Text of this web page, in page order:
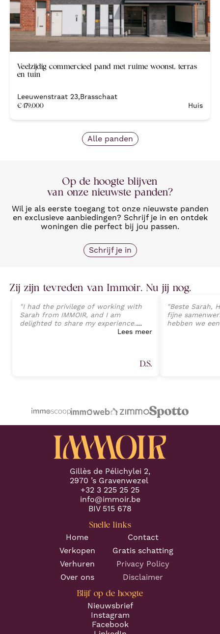
Veelzijdig commercieel pand met ruime woonst, terras
en tuin
Leeuwenstraat 23,Brasschaat
€479.000 Huis
Alle panden
Op de hoogte blijven
van onze nieuwste panden?
Wil je als eerste toegang tot onze nieuwste panden
en exclusieve aanbiedingen? Schrijf je in en ontdek
woningen die perfect bij jou passen.
Schrijf je in
Zij zijn tevreden van Immoir. Nu jij nog.
"I had the privilege of working with
Sarah from IMMOIR, and I am
delighted to share my experience.
Sarah exhibited an exceptional level
Lees meer
D.S.
"Beste Sarah,
fijne
hebben we
Gillès de Pélichylei 2,
2970 ’s Gravenwezel
+32 3 225 25 25
info@immoir.be
BIV 515 678
Snelle links
Home
Contact
Verkopen
Gratis schatting
Verhuren
Privacy Policy
Over ons
Disclaimer
Blijf op de hoogte
Nieuwsbrief
Instagram
Facebook